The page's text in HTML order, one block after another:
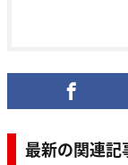
最新の関連